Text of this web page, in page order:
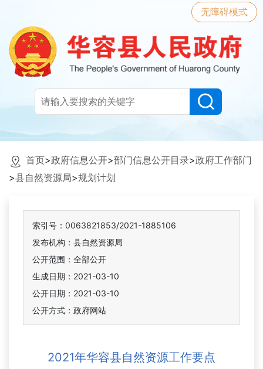
无障碍模式
首页>政府信息公开>部门信息公开目录>政府工作部门
>县自然资源局>规划计划
索引号：0063821853/2021-1885106
发布机构：县自然资源局
公开范围：全部公开
生成日期：2021-03-10
公开日期：2021-03-10
公开方式：政府网站
2021年华容县自然资源工作要点